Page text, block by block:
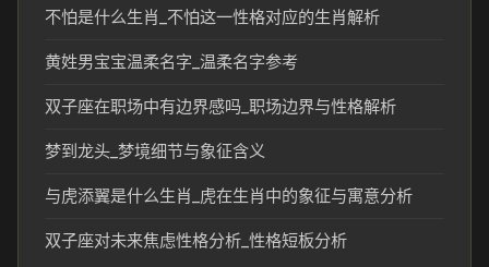
不怕是什么生肖_不怕这一性格对应的生肖解析
黄姓男宝宝温柔名字_温柔名字参考
双子座在职场中有边界感吗_职场边界与性格解析
梦到龙头_梦境细节与象征含义
与虎添翼是什么生肖_虎在生肖中的象征与寓意分析
双子座对未来焦虑性格分析_性格短板分析